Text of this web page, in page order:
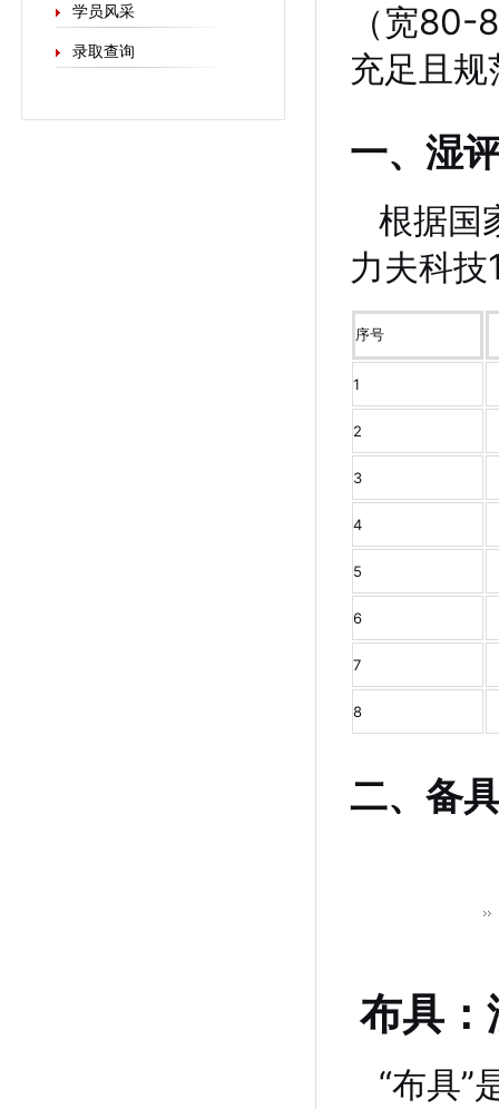
学员风采
录取查询
（宽
充足且
一、湿
根据国
力夫科
序号
1
2
3
4
5
6
7
8
二、备
布具：
“布具”